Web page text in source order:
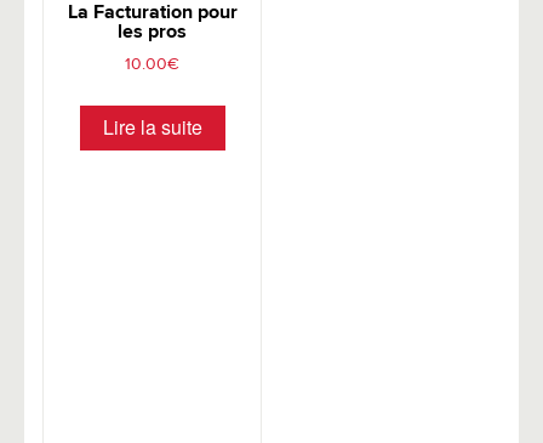
La Facturation pour
les pros
10.00€
Lire la suite